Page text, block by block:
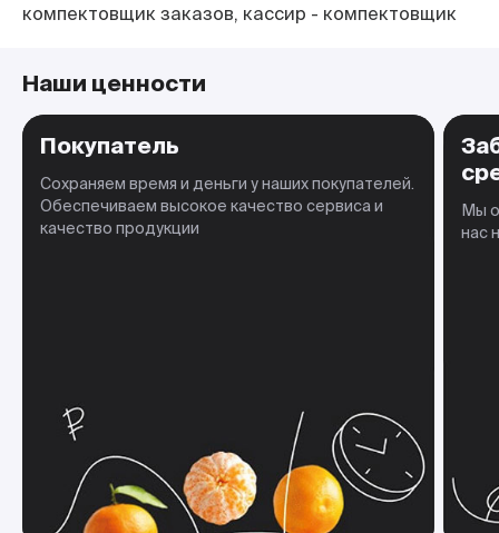
компектовщик заказов, кассир - компектовщик
Наши ценности
Покупатель
Сохраняем время и деньги у наших покупателей.
Обеспечиваем высокое качество сервиса и
качество продукции
Мы
нас